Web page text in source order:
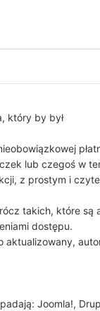
który by był
lub czegoś w
z prostym i
takich, które
dostępu.
aktualizowany,
Joomla!,